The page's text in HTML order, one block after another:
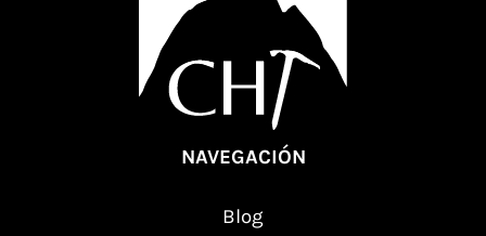
NAVEGACIÓN
Blog